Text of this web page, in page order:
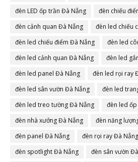
đèn LED ốp trần Đà Nẵng
đèn chiếu
đèn cảnh quan Đà Nẵng
đèn led chiếu
đèn led chiếu điểm Đà Nẵng
đèn led
đèn led cảnh quan Đà Nẵng
đèn led
đèn led panel Đà Nẵng
đèn led rọi ray
đèn led sân vườn Đà Nẵng
đèn led
đèn led treo tường Đà Nẵng
đèn led
đèn nhà xưởng Đà Nẵng
đèn năng
đèn panel Đà Nẵng
đèn rọi ray Đà Nẵng
đèn spotlight Đà Nẵng
đèn sân vườn